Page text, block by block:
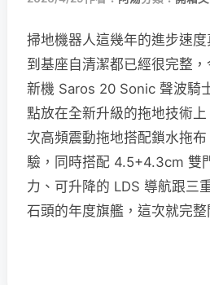
掃地機器人這幾年的進步速
到基座自清潔都已經很完整
新機 Saros 20 Sonic 聲波騎
點放在全新升級的拖地技術
次高頻震動拖地搭配鎖水拖
驗，同時搭配 4.5+4.3cm 雙
力、可升降的 LDS 導航跟三
石頭的年度旗艦，這次就完整